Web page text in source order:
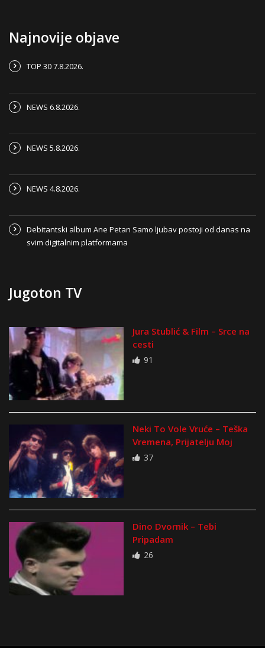
Najnovije objave
TOP 30 7.8.2026.
NEWS 6.8.2026.
NEWS 5.8.2026.
NEWS 4.8.2026.
Debitantski album Ane Petan Samo ljubav postoji od danas na
svim digitalnim platformama
Jugoton TV
Jura Stublić & Film – Srce na
cesti
91
Neki To Vole Vruće – Teška
Vremena, Prijatelju Moj
37
Dino Dvornik – Tebi
Pripadam
26